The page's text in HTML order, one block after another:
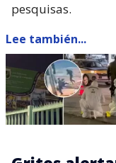
pesquisas.
Lee también...